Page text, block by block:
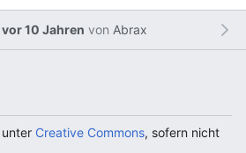
10 Jahren von Abrax
Creative Commons, sofern nicht